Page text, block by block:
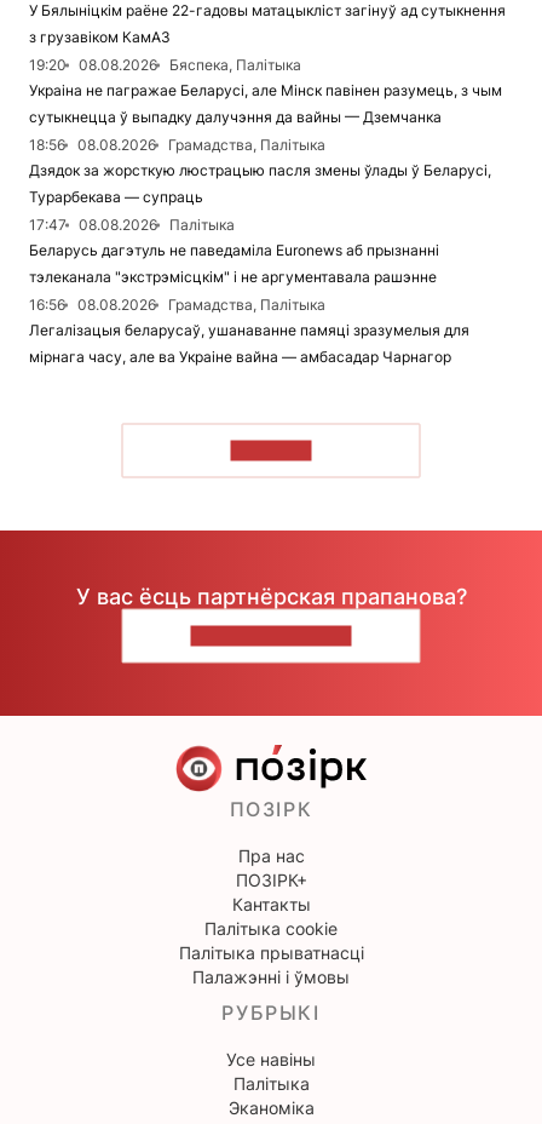
У Бялыніцкім раёне 22-гадовы матацыкліст загінуў ад сутыкнення
з грузавіком КамАЗ
19:20
08.08.2026
Бяспека, Палітыка
Украіна не пагражае Беларусі, але Мінск павінен разумець, з чым
сутыкнецца ў выпадку далучэння да вайны — Дземчанка
18:56
08.08.2026
Грамадства, Палітыка
Дзядок за жорсткую люстрацыю пасля змены ўлады ў Беларусі,
Турарбекава — супраць
17:47
08.08.2026
Палітыка
Беларусь дагэтуль не паведаміла Euronews аб прызнанні
тэлеканала "экстрэмісцкім" і не аргументавала рашэнне
16:56
08.08.2026
Грамадства, Палітыка
Легалізацыя беларусаў, ушанаванне памяці зразумелыя для
мірнага часу, але ва Украіне вайна — амбасадар Чарнагор
У вас ёсць партнёрская прапанова?
ПОЗІРК
Пра нас
ПОЗІРК+
Кантакты
Палітыка cookie
Палітыка прыватнасці
Палажэнні і ўмовы
РУБРЫКІ
Усе навіны
Палітыка
Эканоміка